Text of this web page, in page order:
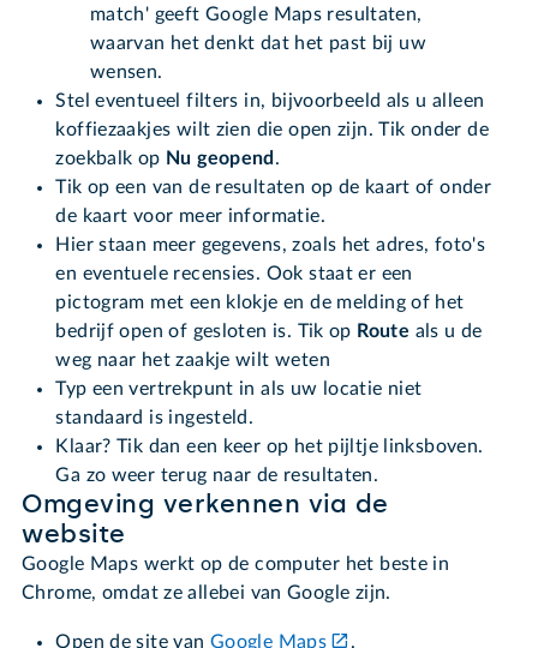
match' geeft Google Maps resultaten,
waarvan het denkt dat het past bij uw
wensen.
Stel eventueel filters in, bijvoorbeeld als u alleen
koffiezaakjes wilt zien die open zijn. Tik onder de
zoekbalk op Nu geopend .
Tik op een van de resultaten op de kaart of onder
de kaart voor meer informatie.
Hier staan meer gegevens, zoals het adres, foto's
en eventuele recensies. Ook staat er een
pictogram met een klokje en de melding of het
bedrijf open of gesloten is. Tik op Route als u de
weg naar het zaakje wilt weten
Typ een vertrekpunt in als uw locatie niet
standaard is ingesteld.
Klaar? Tik dan een keer op het pijltje linksboven.
Ga zo weer terug naar de resultaten.
Omgeving verkennen via de
website
Google Maps werkt op de computer het beste in
Chrome, omdat ze allebei van Google zijn.
Open de site van Google Maps .